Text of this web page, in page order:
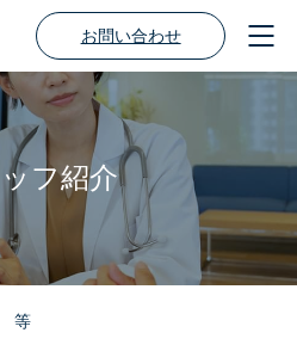
お問い合わせ
フ紹介
等